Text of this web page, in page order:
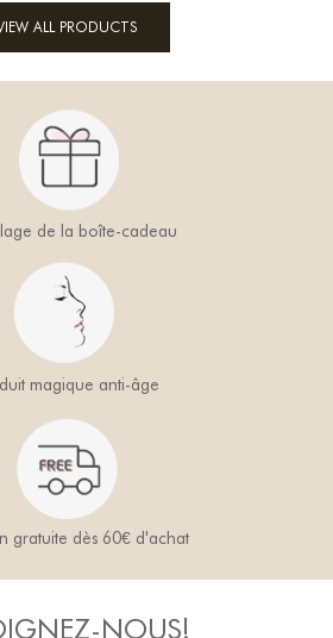
ALL PRODUCTS
de la boîte-cadeau
magique anti-âge
gratuite dès 60€ d'achat
NOUS!